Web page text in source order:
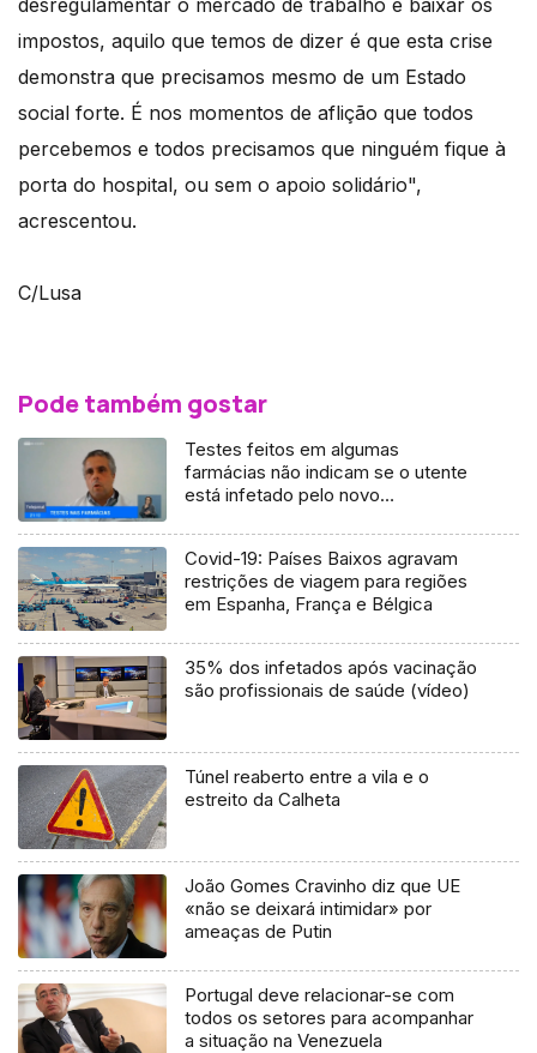
desregulamentar o mercado de trabalho e baixar os
impostos, aquilo que temos de dizer é que esta crise
demonstra que precisamos mesmo de um Estado
social forte. É nos momentos de aflição que todos
percebemos e todos precisamos que ninguém fique à
porta do hospital, ou sem o apoio solidário",
acrescentou.
C/Lusa
Pode também gostar
Testes feitos em algumas
farmácias não indicam se o utente
está infetado pelo novo
Covid-19: Países Baixos agravam
restrições de viagem para regiões
em Espanha, França e Bélgica
35% dos infetados após vacinação
são profissionais de saúde (vídeo)
Túnel reaberto entre a vila e o
estreito da Calheta
João Gomes Cravinho diz que UE
«não se deixará intimidar» por
ameaças de Putin
Portugal deve relacionar-se com
todos os setores para acompanhar
a situação na Venezuela